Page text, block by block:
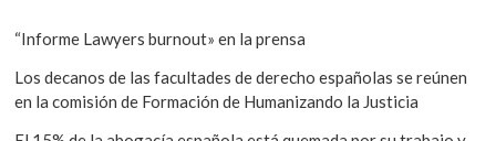
“Informe Lawyers burnout» en la prensa
Los decanos de las facultades de derecho españolas se reúnen
en la comisión de Formación de Humanizando la Justicia